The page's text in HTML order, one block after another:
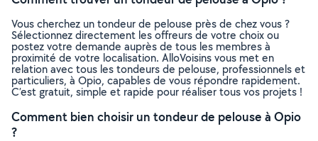
Vous cherchez un tondeur de pelouse près de chez vous ?
Sélectionnez directement les offreurs de votre choix ou
postez votre demande auprès de tous les membres à
proximité de votre localisation. AlloVoisins vous met en
relation avec tous les tondeurs de pelouse, professionnels et
particuliers, à Opio, capables de vous répondre rapidement.
C’est gratuit, simple et rapide pour réaliser tous vos projets !
Comment bien choisir un tondeur de pelouse à Opio
?